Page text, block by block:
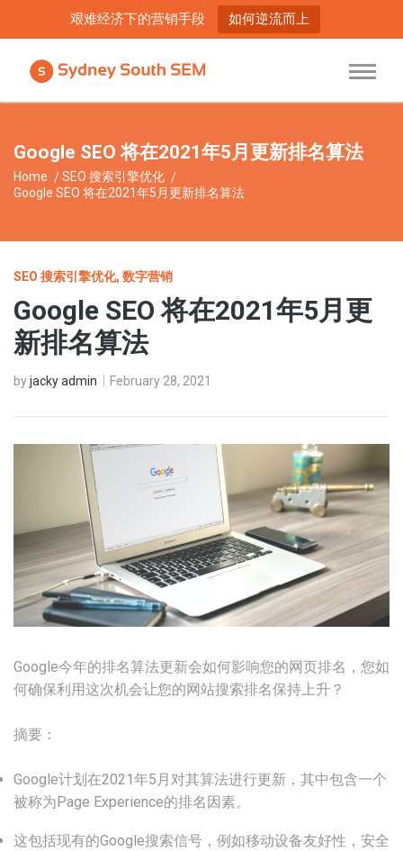
艰难经济下的营销手段 如何逆流而上
Google SEO 将在2021年5月更新排名算法
Home
SEO 搜索引擎优化
Google SEO 将在2021年5月更新排名算法
SEO 搜索引擎优化, 数字营销
Google SEO 将在2021年5月更
新排名算法
byjacky admin February 28, 2021
Google今年的排名算法更新会如何影响您的网页排名，您如
何确保利用这次机会让您的网站搜索排名保持上升？
摘要：
Google计划在2021年5月对其算法进行更新，其中包含一个
被称为Page Experience的排名因素。
这包括现有的Google搜索信号，例如移动设备友好性，安全